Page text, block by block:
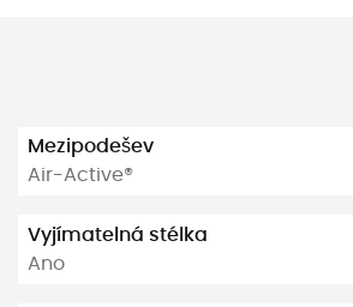
Mezipodešev
Air-Active®
Vyjímatelná stélka
Ano